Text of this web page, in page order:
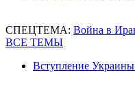
СПЕЦТЕМА: Война в
ВСЕ ТЕМЫ
Вступление